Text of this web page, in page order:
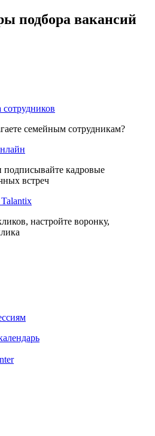
подбора вакансий
семейным сотрудникам?
подписывайте кадровые
встреч
Talantix
настройте воронку,